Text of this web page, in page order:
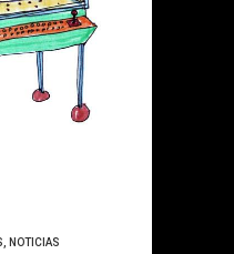
NOTICIAS